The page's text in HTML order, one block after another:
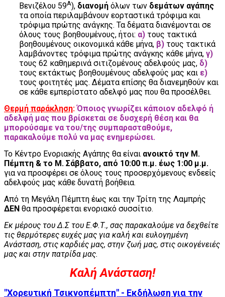
Βενιζέλου 59Α), διανομή όλων των δεμάτων αγάπης
τα οποία περιλαμβάνουν εορταστικά τρόφιμα και
τρόφιμα πρώτης ανάγκης. Τα δέματα διανέμονται σε
όλους τους βοηθουμένους, ήτοι: α) τους τακτικά
βοηθουμένους οικονομικά κάθε μήνα, β) τους τακτικά
λαμβάνοντες τρόφιμα πρώτης ανάγκης κάθε μήνα, γ)
τους 62 καθημερινά σιτιζομένους αδελφούς μας, δ)
τους εκτάκτως βοηθουμένους αδελφούς μας και ε)
τους φοιτητές μας. Δέματα επίσης θα διανεμηθούν και
σε κάθε εμπερίστατο αδελφό μας που θα προσέλθει.
Θερμή παράκληση: Όποιος γνωρίζει κάποιον αδελφό ή
αδελφή μας που βρίσκεται σε δυσχερή θέση και θα
μπορούσαμε να του/της συμπαρασταθούμε,
παρακαλούμε πολύ να μας ενημερώσει.
Το Κέντρο Ενοριακής Αγάπης θα είναι ανοικτό την Μ.
Πέμπτη & το Μ. Σάββατο, από 10:00 π.μ. έως 1:00 μ.μ.
για να προσφέρει σε όλους τους προσερχόμενους ενδεείς
αδελφούς μας κάθε δυνατή βοήθεια.
Από τη Μεγάλη Πέμπτη έως και την Τρίτη της Λαμπρής
ΔΕΝ θα προσφέρεται ενοριακό συσσίτιο.
Εκ μέρους του Δ.Σ του Ε.Φ.Τ., σας παρακαλούμε να δεχθείτε
τις θερμότερες ευχές μας για καλή και ευλογημένη
Ανάσταση, στις καρδιές μας, στην ζωή μας, στις οικογένειές
μας και στην πατρίδα μας.
Καλή Ανάσταση!
"Χορευτική Τσικνοπέμπτη" - Εκδήλωση για την